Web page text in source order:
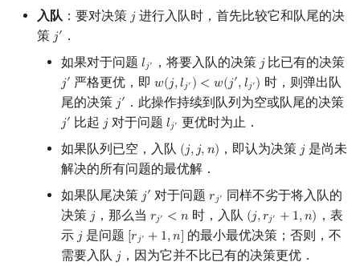
入队 ：要对决策 𝑗
j进行入队时，首先比较它和队尾的决
策 𝑗′
j′
．
如果对于问题 𝑙𝑗′
lj′ ，将要入队的决策 𝑗
j比已有的决策
𝑗′
j′ 严格更优，即𝑤(𝑗,𝑙𝑗′ ) < 𝑤(𝑗′,𝑙𝑗′)
w(j,lj′)<w( ′,lj′)
时，则弹出队
尾的决策 𝑗′
j′ ．此操作持续到队列为空或队尾的决策
𝑗′
j′ 比起 𝑗
j 对于问题𝑙𝑗′
lj′ 更优时为止．
如果队列已空，入队 (𝑗,𝑗,𝑛)
(j,j,n ) ，即认为决策 𝑗
j是尚未
解决的所有问题的最优解．
如果队尾决策 𝑗′
j′ 对于问题𝑟𝑗′
rj′ 同样不劣于将入队的
决策 𝑗
j，那么当 𝑟𝑗′ < 𝑛
rj′< n 时，入队 (𝑗,𝑟𝑗′ + 1,𝑛)
(j,rj′+1 ,n )
，表
示 𝑗
j是问题 [𝑟𝑗′ + 1,𝑛]
[rj′+ 1,n]
的最小最优决策；否则，不
需要入队 𝑗
j，因为它并不比已有的决策更优．